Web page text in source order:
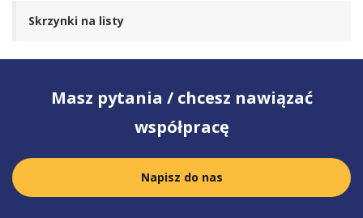
Skrzynki na listy
Masz pytania / chcesz nawiązać
współpracę
Napisz do nas